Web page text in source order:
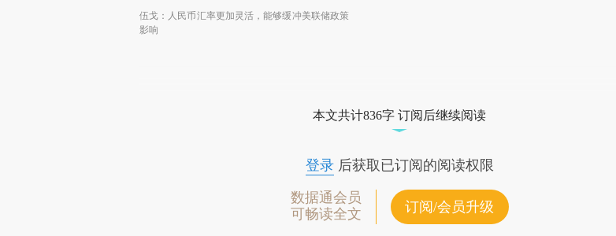
伍戈：人民币汇率更加灵活，能够缓冲美联储政策
影响
本文共计836字 订阅后继续阅读
登录后获取已订阅的阅读权限
数据通会员
可畅读全文
订阅/会员升级